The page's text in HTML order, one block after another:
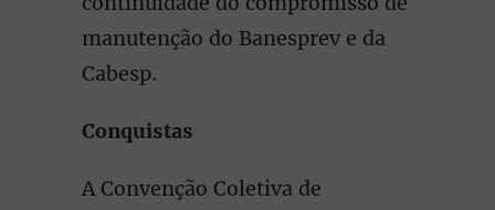
manutenção do Banesprev e da
Cabesp.
Conquistas
A Convenção Coletiva de